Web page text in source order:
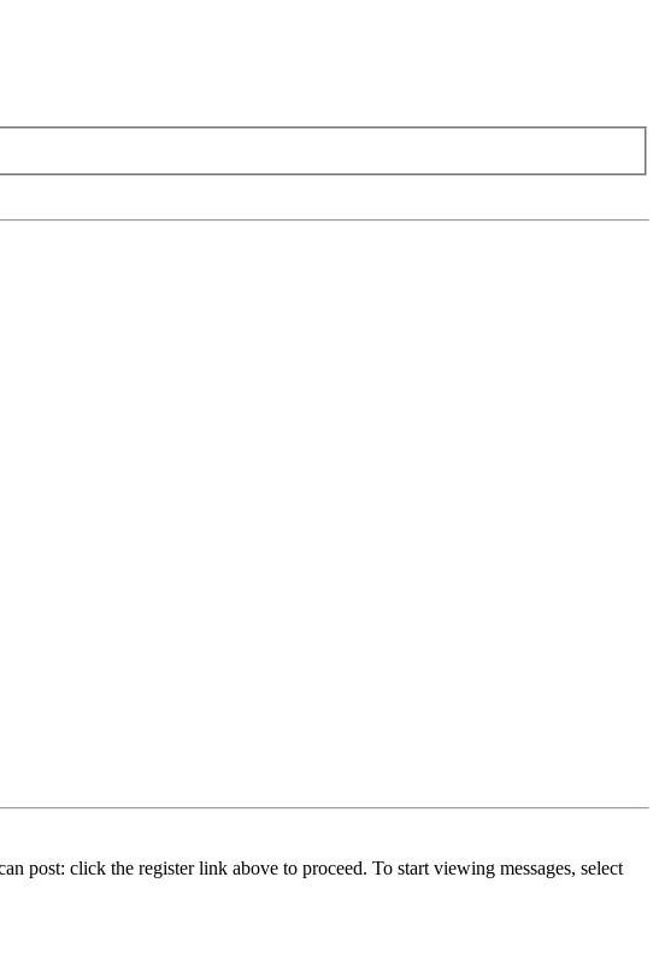
post: click the register link above to proceed. To start viewing messages, select